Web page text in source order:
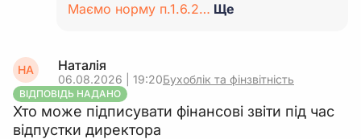
Маємо норму п.1.6.2… Ще
НА Наталія
06.08.2026 | 19:20Бухоблік та фінзвітність
ВІДПОВІДЬ НАДАНО
Хто може підписувати фінансові звіти під час
відпустки директора